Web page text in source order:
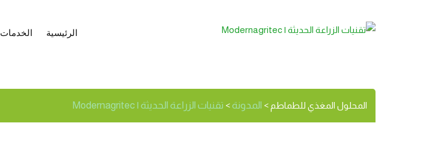
الرئيسية الخدمات الوسم: المحلول المغذي للطماطم
المحلول المغذي للطماطم > المدونة> تقنيات الزراعة الحديثة | Modernagritec